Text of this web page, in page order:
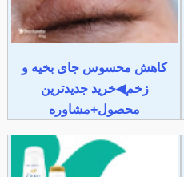
کاهش محسوس جای بخیه و
زخم◀خرید جدیدترین
محصول+مشاوره